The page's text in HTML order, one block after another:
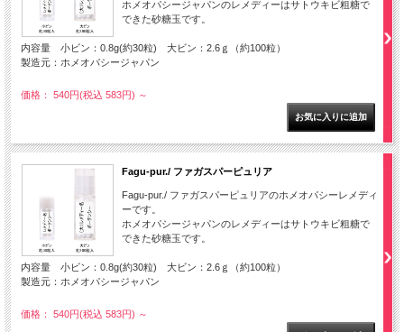
ホメオパシージャパンのレメディーはサトウキビ粗糖で
できた砂糖玉です。
内容量 小ビン：0.8g(約30粒) 大ビン：2.6ｇ（約100粒）
製造元：ホメオパシージャパン
価格： 540円(税込 583円) ～
Fagu-pur./ ファガスパーピュリア
Fagu-pur./ ファガスパーピュリアのホメオパシーレメディ
ーです。
ホメオパシージャパンのレメディーはサトウキビ粗糖で
できた砂糖玉です。
内容量 小ビン：0.8g(約30粒) 大ビン：2.6ｇ（約100粒）
製造元：ホメオパシージャパン
価格： 540円(税込 583円) ～